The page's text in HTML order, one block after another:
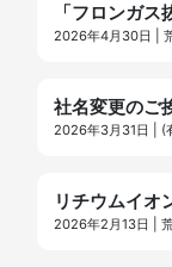
「フロンガ
2026年4月30日 |
社名変更のご
2026年3月31日 | (
リチウムイオ
2026年2月13日 |